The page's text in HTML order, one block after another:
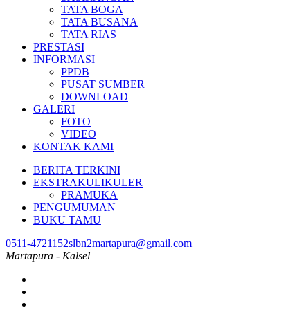
TATA BOGA
TATA BUSANA
TATA RIAS
PRESTASI
INFORMASI
PPDB
PUSAT SUMBER
DOWNLOAD
GALERI
FOTO
VIDEO
KONTAK KAMI
BERITA TERKINI
EKSTRAKULIKULER
PRAMUKA
PENGUMUMAN
BUKU TAMU
0511-4721152slbn2martapura@gmail.com
Martapura - Kalsel